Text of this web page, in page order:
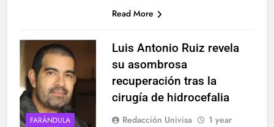
Read More
FARÁNDULA
Luis Antonio Ruiz revela
su asombrosa
recuperación tras la
cirugía de hidrocefalia
Redacción Univisa
1 year